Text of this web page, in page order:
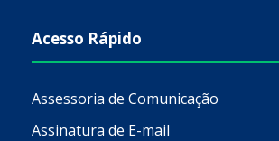
Acesso Rápido
Assessoria de Comunicação
Assinatura de E-mail